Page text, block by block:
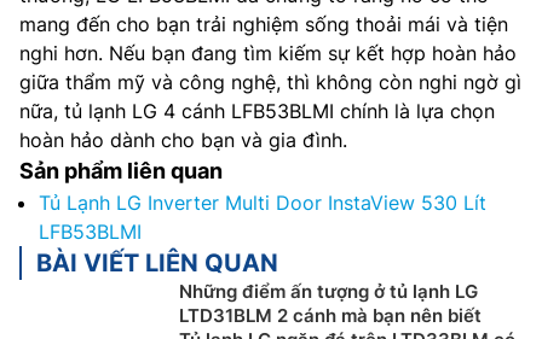
mang đến cho bạn trải nghiệm sống thoải mái và tiện
nghi hơn. Nếu bạn đang tìm kiếm sự kết hợp hoàn hảo
giữa thẩm mỹ và công nghệ, thì không còn nghi ngờ gì
nữa, tủ lạnh LG 4 cánh LFB53BLMI chính là lựa chọn
hoàn hảo dành cho bạn và gia đình.
Sản phẩm liên quan
Tủ Lạnh LG Inverter Multi Door InstaView 530 Lít
LFB53BLMI
BÀI VIẾT LIÊN QUAN
Những điểm ấn tượng ở tủ lạnh LG
LTD31BLM 2 cánh mà bạn nên biết